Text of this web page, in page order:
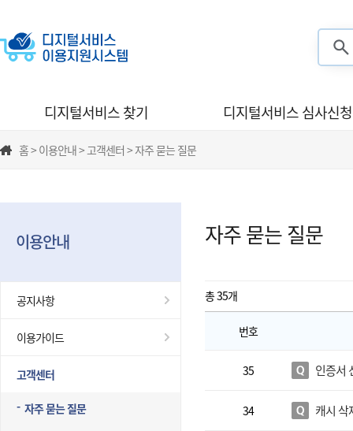
디지털서비스 찾기 디지털서비스 심사신청
홈 > 이용안내 > 고객센터 > 자주 묻는 질문
이용안내
공지사항
이용가이드
고객센터
자주 묻는 질문
자주 묻는 질문
총 35개
번호
35 인증서
34 캐시 삭